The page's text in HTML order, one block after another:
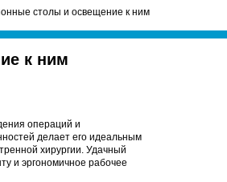
столы и освещение к ним
к ним
операций и
делает его идеальным
хирургии. Удачный
и эргономичное рабочее